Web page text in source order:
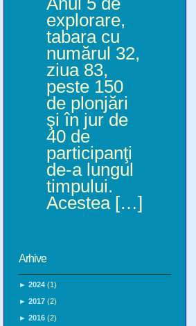
explorare,
tabara cu
numărul 32,
ziua 83,
peste 150
de plonjări
şi în jur de
40 de
participanţi
de-a lungul
timpului.
Acestea […]
Arhive
► 2024 (1)
► 2017 (2)
► 2016 (2)